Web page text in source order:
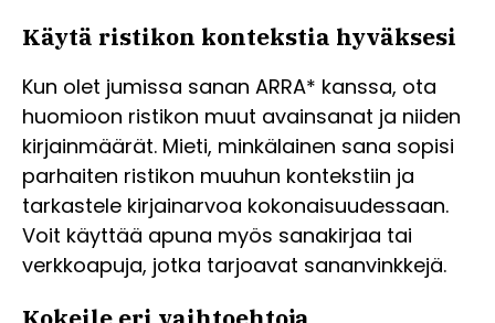
Käytä ristikon kontekstia hyväksesi
Kun olet jumissa sanan ARRA* kanssa, ota
huomioon ristikon muut avainsanat ja niiden
kirjainmäärät. Mieti, minkälainen sana sopisi
parhaiten ristikon muuhun kontekstiin ja
tarkastele kirjainarvoa kokonaisuudessaan.
Voit käyttää apuna myös sanakirjaa tai
verkkoapuja, jotka tarjoavat sananvinkkejä.